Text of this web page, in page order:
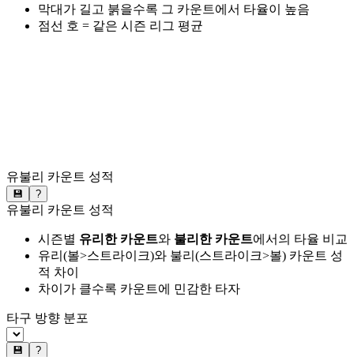
막대가 길고 붉을수록 그 카운트에서 타율이 높음
점선 호 = 같은 시즌 리그 평균
유불리 카운트 성적
💾 ?
유불리 카운트 성적
시즌별 유리한 카운트와 불리한 카운트에서의 타율 비교
유리(볼>스트라이크)와 불리(스트라이크>볼) 카운트 성
적 차이
차이가 클수록 카운트에 민감한 타자
타구 방향 분포
💾 ?